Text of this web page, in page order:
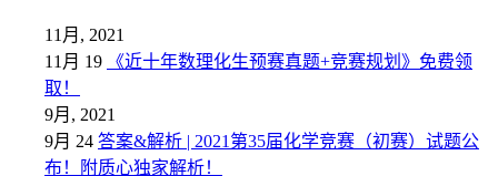
11月, 2021
11月 19
《近十年数理化生预赛真题+竞赛规划》免费领
取！
9月, 2021
9月 24 答案&解析 | 2021第35届化学竞赛（初赛）试题公
布！附质心独家解析！